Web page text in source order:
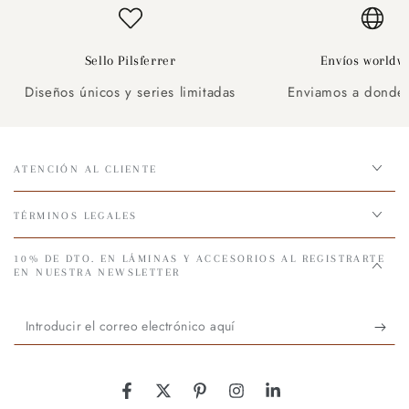
Sello Pilsferrer
Diseños únicos y series limitadas
Envíos
Enviamos a
ATENCIÓN AL CLIENTE
TÉRMINOS LEGALES
10% DE DTO. EN LÁMINAS Y ACCESORIOS AL REGISTRARTE
EN NUESTRA NEWSLETTER
Introducir
el
FacebookTwitterPinterestInstagramLinkedIn